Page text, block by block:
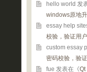
hello world 发
windows原地
essay help
校验，验证用
custom essay
密码校验，验
fue 发表在《Qt